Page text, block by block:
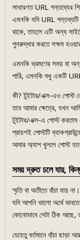
সাধারণত URL গন্তব্যের
এমনকি যদি URL
থাকে, তাহলে এটি অন্য
পুনরুদ্ধার করতে সক্ষম
এমনকি ভ্রমণের সময় বা
পারি, এমনকি শুধু একটি
কী? টুইটার/এক্স-এও পোস্ট
তবে আমার ক্ষেত্রে, যখন
টুইটার/এক্স-এ পোস্ট
প্রায়শই পোস্টটি
আবার অ্যাপ খুললে পোস্ট
সময় দ্রুত চলে যায়,
স্মৃতি বা অতীতে বাঁচা যায়
যদি আপনি ভালো অর্থে
কোনোভাবে সেটা ঠিক আছে,
যেহেতু বর্তমানে বাঁচা